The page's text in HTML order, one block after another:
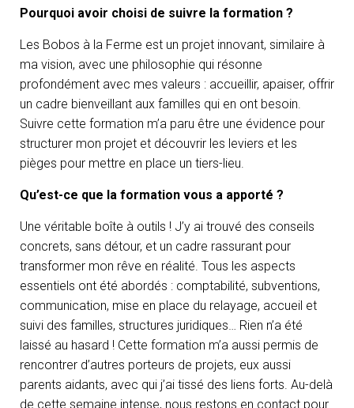
Pourquoi avoir choisi de suivre la formation ?
Les Bobos à la Ferme est un projet innovant, similaire à
ma vision, avec une philosophie qui résonne
profondément avec mes valeurs : accueillir, apaiser, offrir
un cadre bienveillant aux familles qui en ont besoin.
Suivre cette formation m’a paru être une évidence pour
structurer mon projet et découvrir les leviers et les
pièges pour mettre en place un tiers-lieu.
Qu’est-ce que la formation vous a apporté ?
Une véritable boîte à outils ! J’y ai trouvé des conseils
concrets, sans détour, et un cadre rassurant pour
transformer mon rêve en réalité. Tous les aspects
essentiels ont été abordés : comptabilité, subventions,
communication, mise en place du relayage, accueil et
suivi des familles, structures juridiques… Rien n’a été
laissé au hasard ! Cette formation m’a aussi permis de
rencontrer d’autres porteurs de projets, eux aussi
parents aidants, avec qui j’ai tissé des liens forts. Au-delà
de cette semaine intense, nous restons en contact pour